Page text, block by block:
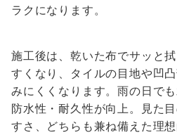
ラクになります。
施工後は、乾いた布でサッと
すくなり、タイルの目地や凹
みにくくなります。雨の日で
防水性・耐久性が向上。見た
すさ、どちらも兼ね備えた理